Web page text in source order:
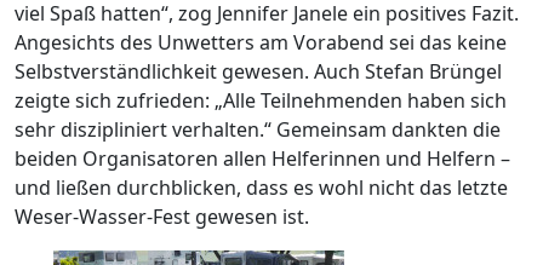
viel Spaß hatten“, zog Jennifer Janele ein positives Fazit.
Angesichts des Unwetters am Vorabend sei das keine
Selbstverständlichkeit gewesen. Auch Stefan Brüngel
zeigte sich zufrieden: „Alle Teilnehmenden haben sich
sehr diszipliniert verhalten.“ Gemeinsam dankten die
beiden Organisatoren allen Helferinnen und Helfern –
und ließen durchblicken, dass es wohl nicht das letzte
Weser-Wasser-Fest gewesen ist.